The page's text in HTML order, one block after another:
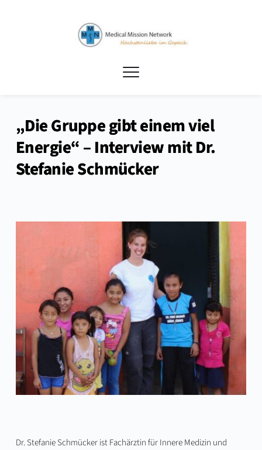
„Die Gruppe gibt einem viel
Energie“ – Interview mit Dr.
Stefanie Schmücker
Dr. Stefanie Schmücker ist Fachärztin für Innere Medizin und